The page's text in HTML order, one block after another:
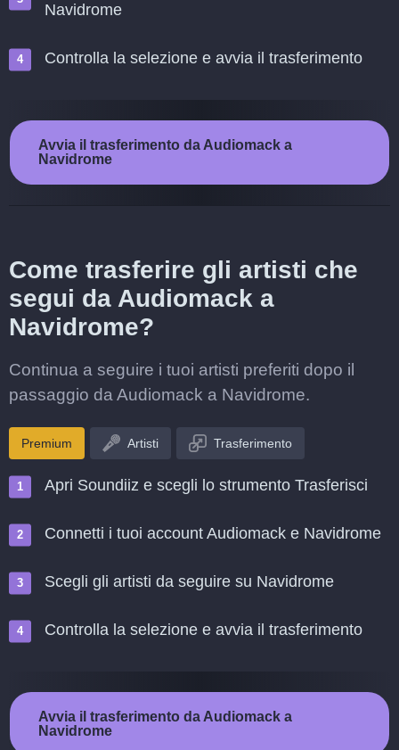
Navidrome
Controlla la selezione e avvia il trasferimento
Avvia il trasferimento da Audiomack a
Navidrome
Come trasferire gli artisti che
segui da Audiomack a
Navidrome?
Continua a seguire i tuoi artisti preferiti dopo il
passaggio da Audiomack a Navidrome.
Premium Artisti Trasferimento
Apri Soundiiz e scegli lo strumento Trasferisci
Connetti i tuoi account Audiomack e Navidrome
Scegli gli artisti da seguire su Navidrome
Controlla la selezione e avvia il trasferimento
Avvia il trasferimento da Audiomack a
Navidrome